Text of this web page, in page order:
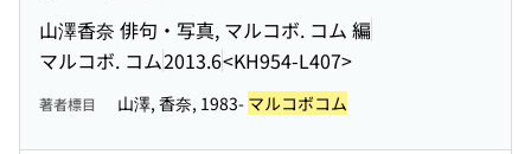
山澤香奈 俳句・写真, マルコボ. コム 編
マルコボ. コム2013.6<KH954-L407>
著者標目 山澤, 香奈, 1983- マルコボコム